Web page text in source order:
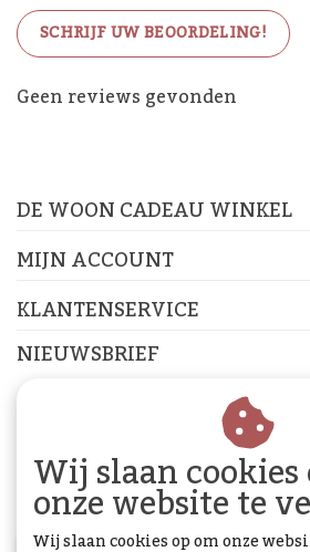
SCHRIJF UW BEOORDELING!
Geen reviews gevonden
De Woon
DE WOON CADEAU WINKEL
MIJN ACCOUNT
KLANTENSERVICE
NIEUWSBRIEF
Abonneer je op onze nieuwsbrief om
ABONNEER
Wij slaan
onze website te
Wij slaan cookies op om onze